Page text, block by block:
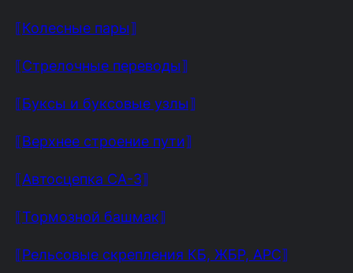
⟦Колесные пары⟧
⟦Стрелочные переводы⟧
⟦Буксы и буксовые узлы⟧
⟦Верхнее строение пути⟧
⟦Автосцепка СА-3⟧
⟦Тормозной башмак⟧
⟦Рельсовые скрепления КБ, ЖБР, АРС⟧